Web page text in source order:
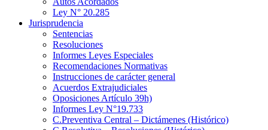
Ley N° 20.285
Jurisprudencia
Sentencias
Resoluciones
Informes Leyes Especiales
Recomendaciones Normativas
Instrucciones de carácter general
Acuerdos Extrajudiciales
Oposiciones Artículo 39h)
Informes Ley N°19.733
C.Preventiva Central – Dictámenes (Histórico)